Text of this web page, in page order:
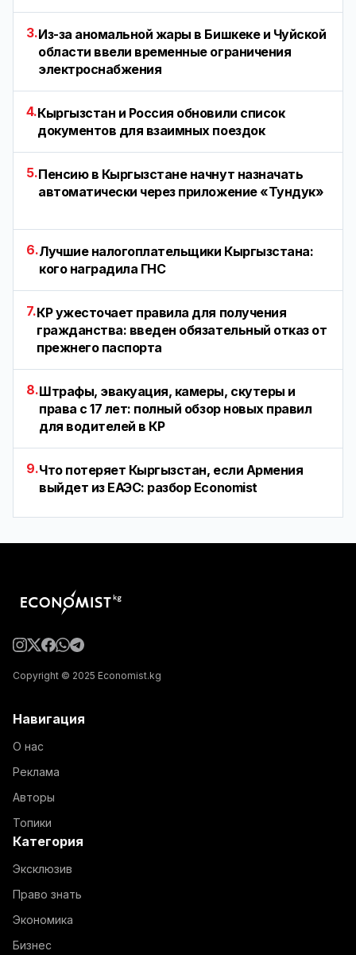
3.Из-за аномальной жары в Бишкеке и Чуйской
области ввели временные ограничения
электроснабжения
4.Кыргызстан и Россия обновили список
документов для взаимных поездок
5.Пенсию в Кыргызстане начнут назначать
автоматически через приложение «Тундук»
6.Лучшие налогоплательщики Кыргызстана:
кого наградила ГНС
7.КР ужесточает правила для получения
гражданства: введен обязательный отказ от
прежнего паспорта
8.Штрафы, эвакуация, камеры, скутеры и
права с 17 лет: полный обзор новых правил
для водителей в КР
9.Что потеряет Кыргызстан, если Армения
выйдет из ЕАЭС: разбор Economist
Copyright © 2025 Economist.kg
Навигация
О нас
Реклама
Авторы
Топики
Категория
Эксклюзив
Право знать
Экономика
Бизнес